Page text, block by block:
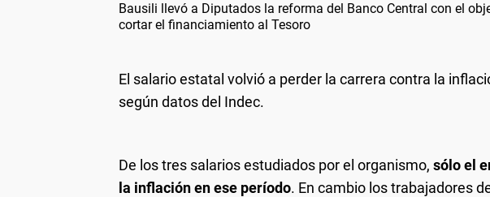
Bausili llevó a Diputados la reforma del Banco Central con el
cortar el financiamiento al Tesoro
El salario estatal volvió a perder la carrera contra la
según datos del Indec.
De los tres salarios estudiados por el organismo, sólo el
la inflación en ese período. En cambio los trabajadores